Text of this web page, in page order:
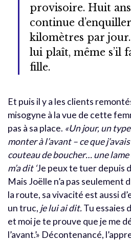
provisoire. Huit
continue
kilomètres par
lui plaît, même s’il
fille.
Et puis il y a les clients
misogyne à la vue de cette
pas à sa place. «Un jour, un
monter à l’avant – ce que
couteau de boucher… une
m’a dit ‘Je peux te tuer depuis
Mais Joëlle n’a pas seulement
la route, sa vivacité est aussi
un truc, je lui ai dit.Tu essaies
et moi je te prouve que je me
l’avant.’» Décontenancé,